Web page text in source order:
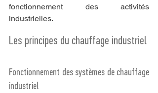
fonctionnement des activités
industrielles.
Les principes du chauffage industriel
Fonctionnement des systèmes de chauffage
industriel